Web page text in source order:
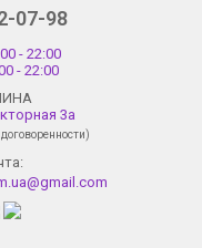
07-98
- 22:00
- 22:00
3а